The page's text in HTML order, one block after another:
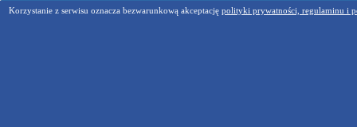
Korzystanie z serwisu oznacza bezwarunkową akceptację polityki prywatności, regulaminu i